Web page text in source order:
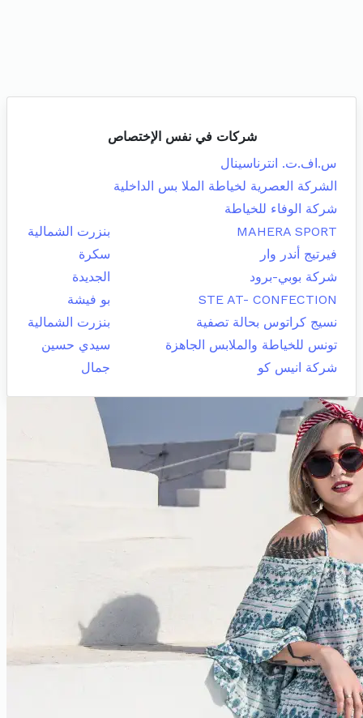
شركات في نفس الإختصاص
س.اف.ت. انترناسينال
الشركة العصرية لخياطة الملا بس الداخلية
شركة الوفاء للخياطة
MAHERA SPORT
بنزرت الشمالية
فيرتيج أندر وار
سكرة
شركة بوبي-برود
الجديدة
STE AT- CONFECTION
بو فيشة
نسيج كراتوس بحالة تصفية
بنزرت الشمالية
تونس للخياطة والملابس الجاهزة
سيدي حسين
شركة انيس كو
جمال